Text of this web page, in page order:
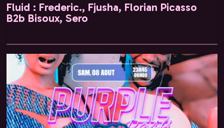
Fluid : Frederic., Fjusha, Florian Picasso
B2b Bisoux, Sero